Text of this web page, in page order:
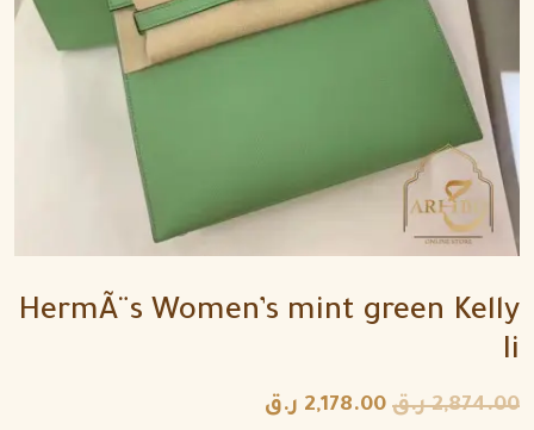
HermÃ¨s Women’s mint green Kelly
Ii
2,874.00 ر.ق 2,178.00 ر.ق